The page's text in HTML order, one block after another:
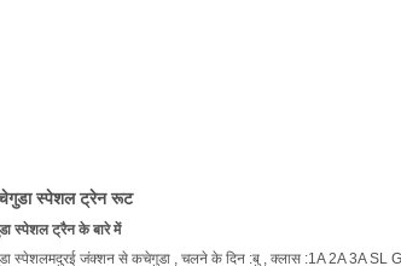
स्पेशल ट्रेन रूट
स्पेशल ट्रैन के बारे में
स्पेशलमदुरई जंक्शन से कचेगुडा , चलने के दिन :बु , क्लास :1A 2A 3A SL